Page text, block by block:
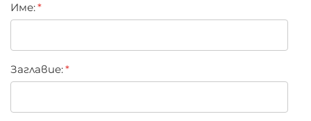
star
stars
stars
stars
stars
Име:
Заглавиe: